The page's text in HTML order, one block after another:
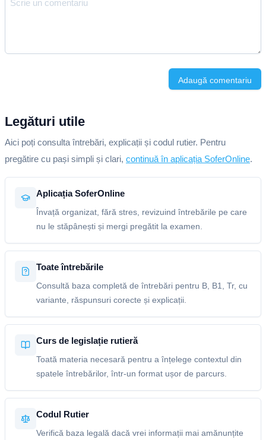
Adaugă comentariu
Legături utile
Aici poți consulta întrebări, explicații și codul rutier. Pentru
pregătire cu pași simpli și clari, continuă în aplicația SoferOnline.
Aplicația SoferOnline
Învață organizat, fără stres, revizuind întrebările pe care
nu le stăpânești și mergi pregătit la examen.
Toate întrebările
Consultă baza completă de întrebări pentru B, B1, Tr, cu
variante, răspunsuri corecte și explicații.
Curs de legislație rutieră
Toată materia necesară pentru a înțelege contextul din
spatele întrebărilor, într-un format ușor de parcurs.
Codul Rutier
Verifică baza legală dacă vrei informații mai amănunțite